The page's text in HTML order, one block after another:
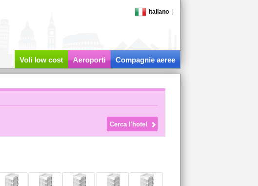
Italiano
Voli low cost Aeroporti Compagnie aeree